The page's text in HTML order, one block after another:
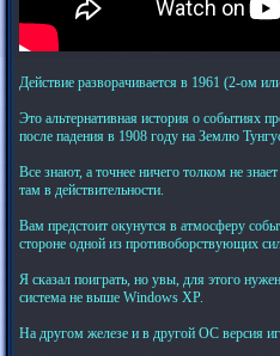
Действие разворачивается в 1961 (2-ом
Это альтернативная история о событиях
после падения в 1908 году на Землю
Все знают, а точнее ничего толком не
там в действительности.
Вам предстоит окунутся в атмосферу
стороне одной из противоборствующих
Я сказал поиграть, но увы, для этого
система не выше Windows XP.
На другом железе и в другой ОС версия